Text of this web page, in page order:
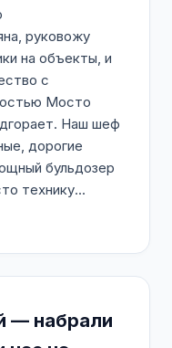
руковожу
на объекты, и
с
Мосто
Наш шеф
дорогие
бульдозер
технику...
— набрали